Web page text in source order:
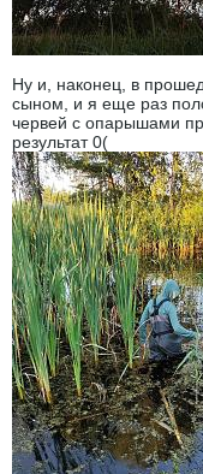
Ну и, наконец, в
сыном, и я еще раз
червей с опарышами
результат 0(